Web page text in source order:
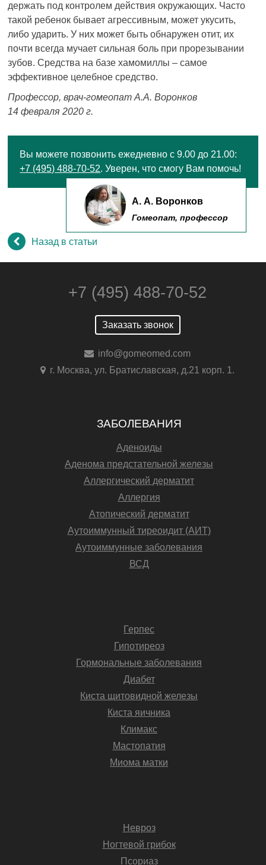
держать под контролем действия окружающих. Часто
такой ребенок бывает агрессивным, может укусить,
либо ударить. У них может быть обнаружен отит, их
почти всегда мучает сильная боль при прорезывании
зубов. Средства на базе хамомиллы – самое
эффективное целебное средство.
Профессор, врач-гомеопат А.А. Воронков
14 февраля 2020 г.
Вы можете позвонить ежедневно с 9.00 до 21.00:
+7 (495) 488-70-52. Уверен, что смогу Вам помочь!
А. А. Воронков
Гомеопат, профессор
Назад в статьи
+7 (495) 488-70-52
Заказать звонок
info@gomeomed.com
г. Москва, ул. Братиславская, д.21 корп. 1.
ЗАБОЛЕВАНИЯ
Аденоиды
Аденома предстательной железы
Аллергический дерматит
Аллергия
Атопический дерматит
Аутоиммунный тиреоидит (АИТ)
Аутоиммунные заболевания
ВСД
Герпес
Гипотиреоз
Гормональные заболевания
Диабет
Киста щитовидной железы
Киста яичника
Климакс
Мастопатия
Миома матки
Невроз
Ногтевой грибок
Псориаз